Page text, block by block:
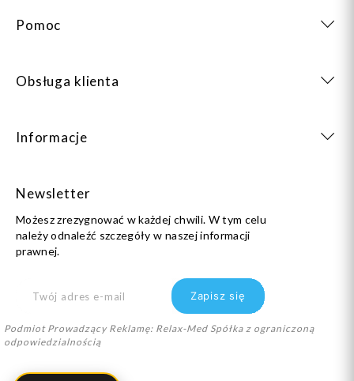
Pomoc
Obsługa klienta
Informacje
Newsletter
Możesz zrezygnować w każdej chwili. W tym celu
należy odnaleźć szczegóły w naszej informacji
prawnej.
Podmiot Prowadzący Reklamę: Relax-Med Spółka z ograniczoną
odpowiedzialnością